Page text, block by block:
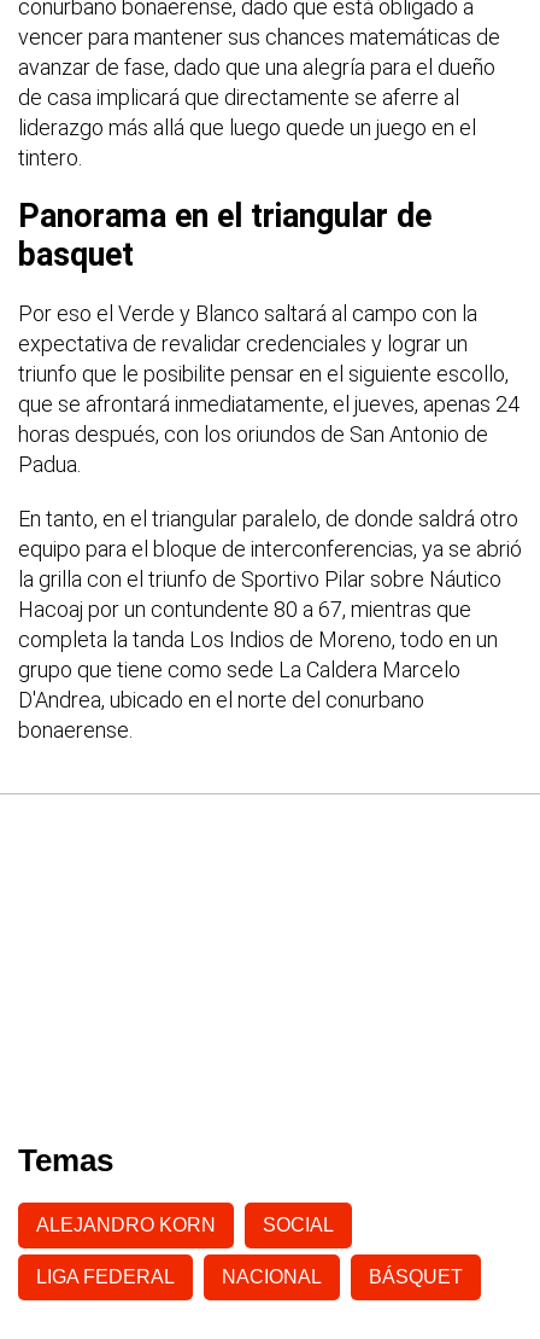
conurbano bonaerense, dado que está obligado a
vencer para mantener sus chances matemáticas de
avanzar de fase, dado que una alegría para el dueño
de casa implicará que directamente se aferre al
liderazgo más allá que luego quede un juego en el
tintero.
Panorama en el triangular de
basquet
Por eso el Verde y Blanco saltará al campo con la
expectativa de revalidar credenciales y lograr un
triunfo que le posibilite pensar en el siguiente escollo,
que se afrontará inmediatamente, el jueves, apenas 24
horas después, con los oriundos de San Antonio de
Padua.
En tanto, en el triangular paralelo, de donde saldrá otro
equipo para el bloque de interconferencias, ya se abrió
la grilla con el triunfo de Sportivo Pilar sobre Náutico
Hacoaj por un contundente 80 a 67, mientras que
completa la tanda Los Indios de Moreno, todo en un
grupo que tiene como sede La Caldera Marcelo
D'Andrea, ubicado en el norte del conurbano
bonaerense.
Temas
ALEJANDRO KORN SOCIAL
LIGA FEDERAL NACIONAL BÁSQUET